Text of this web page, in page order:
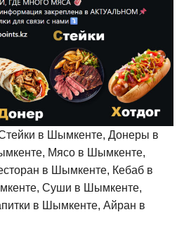
в Шымкенте, Донеры в
Мясо в Шымкенте,
в Шымкенте, Кебаб в
Суши в Шымкенте,
в Шымкенте, Айран в